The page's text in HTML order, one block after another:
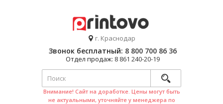
г. Краснодар
Звонок бесплатный: 8 800 700 86 36
Отдел продаж: 8 861 240-20-19
Внимание! Сайт на доработке. Цены могут быть
не актуальными, уточняйте у менеджера по